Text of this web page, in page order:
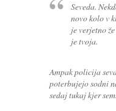
Seveda.
novo kolo v
je verjetno
je tvoja.
Ampak policija
poterbujejo sodni
sedaj tukaj kjer